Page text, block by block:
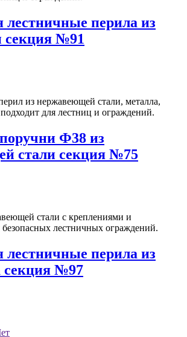
лестничные перила из
секция №91
Ф38 из
стали секция №75
лестничные перила из
секция №97